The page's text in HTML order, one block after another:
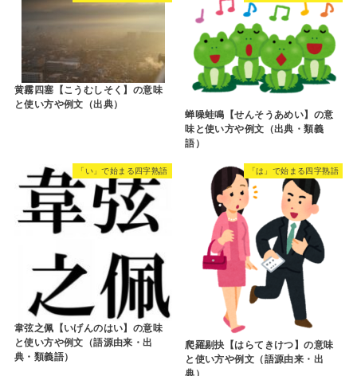
黄霧四塞【こうむしそく】の意味
と使い方や例文（出典）
蝉噪蛙鳴【せんそうあめい】の意
味と使い方や例文（出典・類義
語）
「い」で始まる四字熟語
韋弦之佩【いげんのはい】の意味
と使い方や例文（語源由来・出
典・類義語）
「は」で始まる四字熟語
爬羅剔抉【はらてきけつ】の意味
と使い方や例文（語源由来・出